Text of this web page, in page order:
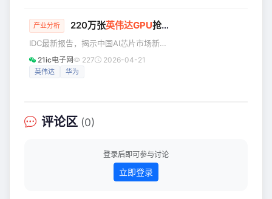
名不见经传，老黄自然是有极有水平
式AI让机器学会'表达'，物理AI则赋予机
器'指挥行动'的能力。"老黄的一句话，深
刻切中痛点，当今的大模型仍无法实际
产业分析 220万张英伟达GPU抢滩中国，国产“八大金刚”强势出战
IDC最新报告，揭示中国AI芯片市场新变
局。 即将发布的国产大模型之光
DeepSeek V4被曝首次预先适配华为等
报告：2025年中国市场，国产AI芯片出
货量达165万块，占比高达41%，国产AI
逐步打破英伟达的长期垄断。 ▲2025年
21ic电子网 227 2026-04-21
英伟达 华为
评论区 (0)
登录后即可参与讨论
立即登录